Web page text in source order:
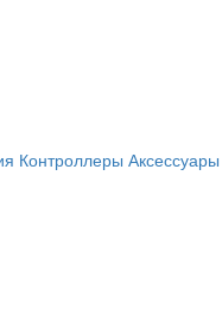
Контроллеры Аксессуары